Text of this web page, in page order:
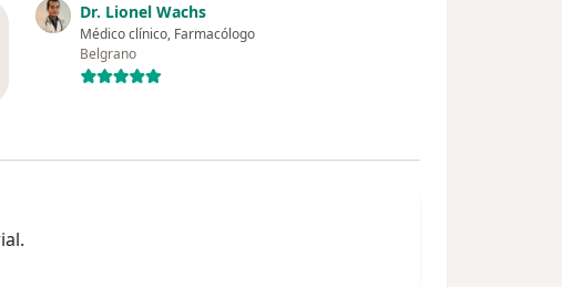
Dr. Lionel Wachs
Médico clínico, Farmacólogo
Belgrano